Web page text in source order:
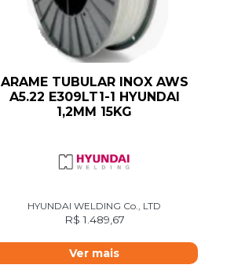
ARAME TUBULAR INOX AWS
A5.22 E309LT1-1 HYUNDAI
1,2MM 15KG
HYUNDAI WELDING Co., LTD
R$ 1.489,67
Ver mais